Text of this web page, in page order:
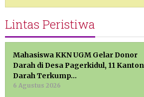
Lintas Peristiwa
Mahasiswa KKN UGM Gelar Donor
Darah di Desa Pagerkidul, 11
Darah Terkump…
6 Agustus 2026